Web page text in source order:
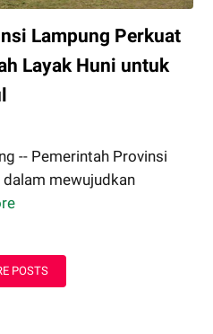
Pratama
Lampung Perkuat
Layak Huni untuk
-- Pemerintah Provinsi
mewujudkan
Lampung
Perkuat
POSTS